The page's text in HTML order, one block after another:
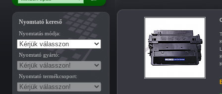
Nyomtató kereső
Nyomtatás módja:
Nyomtató gyártó:
Nyomtató termékcsoport: